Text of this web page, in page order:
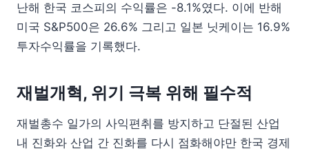
난해 한국 코스피의 수익률은 -8.1%였다. 이에 반해
미국 S&P500은 26.6% 그리고 일본 닛케이는 16.9%
투자수익률을 기록했다.
재벌개혁, 위기 극복 위해 필수적
재벌총수 일가의 사익편취를 방지하고 단절된 산업
내 진화와 산업 간 진화를 다시 점화해야만 한국 경제